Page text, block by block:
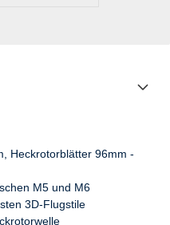
Heckrotorblätter 96mm -
M5 und M6
3D-Flugstile